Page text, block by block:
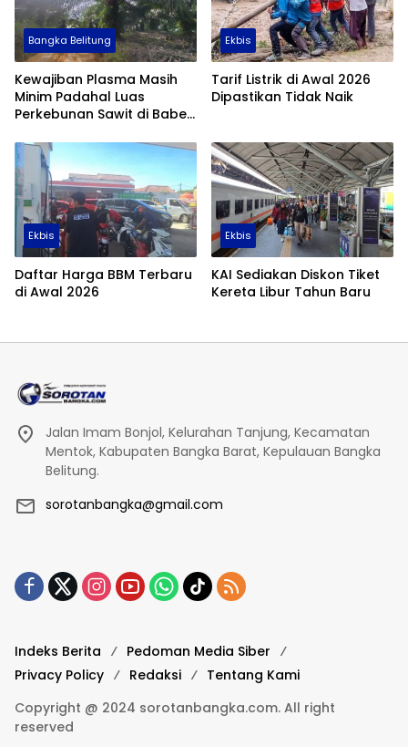
Bangka Belitung
Kewajiban Plasma Masih
Minim Padahal Luas
Perkebunan Sawit di Babel
Ekbis
Tarif Listrik di Awal 2026
Dipastikan Tidak Naik
Ekbis
Daftar Harga BBM Terbaru
di Awal 2026
Ekbis
KAI Sediakan Diskon Tiket
Kereta Libur Tahun Baru
Jalan Imam Bonjol, Kelurahan Tanjung, Kecamatan
Mentok, Kabupaten Bangka Barat, Kepulauan Bangka
Belitung.
sorotanbangka@gmail.com
Indeks Berita
Pedoman Media Siber
Privacy Policy
Redaksi
Tentang Kami
Copyright @ 2024 sorotanbangka.com. All right
reserved